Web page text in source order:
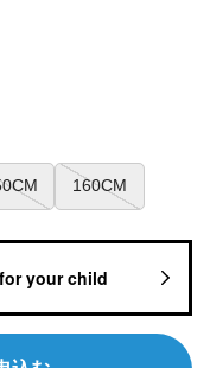
160CM
your child